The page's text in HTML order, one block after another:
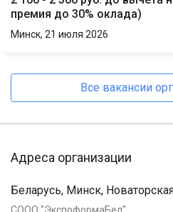
премия до 30% оклада)
Минск, 21 июля 2026
Все вакансии
Адреса организации
Беларусь, Минск,
СООО "ЭкспоформаБел"